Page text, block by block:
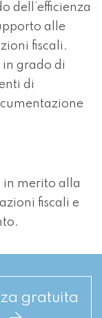
dell’efficienza
alle
fiscali.
in grado di
di
merito alla
fiscali e
gratuita